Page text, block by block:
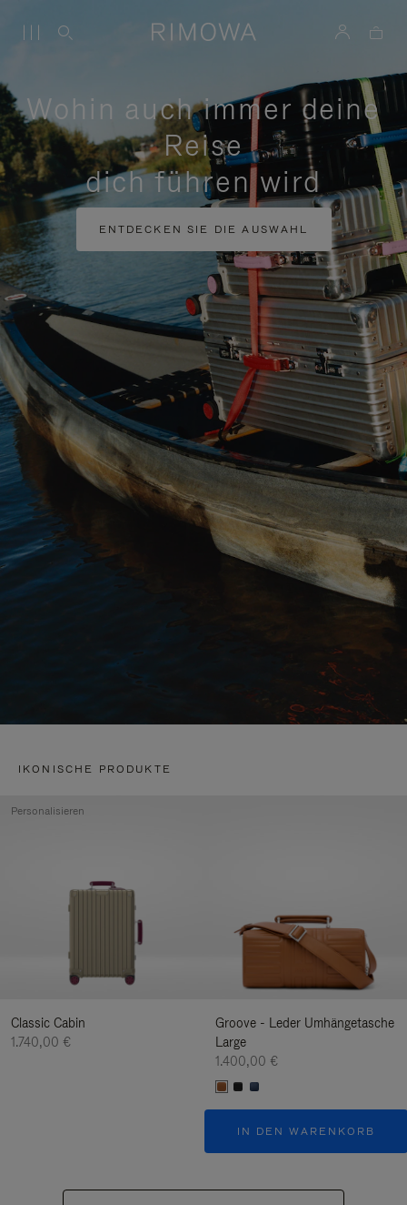
Wohin auch immer deine
Reise
dich führen wird
ENTDECKEN SIE DIE AUSWAHL
IKONISCHE PRODUKTE
Classic Cabin
1.740,00 €
Personalisieren
Groove - Leder Umhängetasche
Large
1.400,00 €
IN DEN WARENKORB